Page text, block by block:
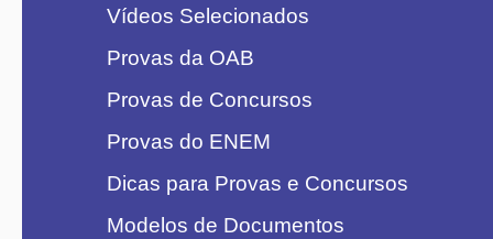
Vídeos Selecionados
Provas da OAB
Provas de Concursos
Provas do ENEM
Dicas para Provas e Concursos
Modelos de Documentos